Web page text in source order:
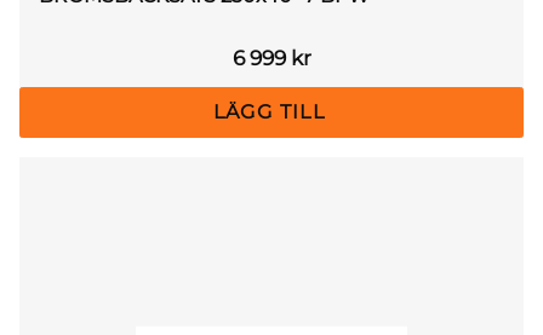
6 999kr